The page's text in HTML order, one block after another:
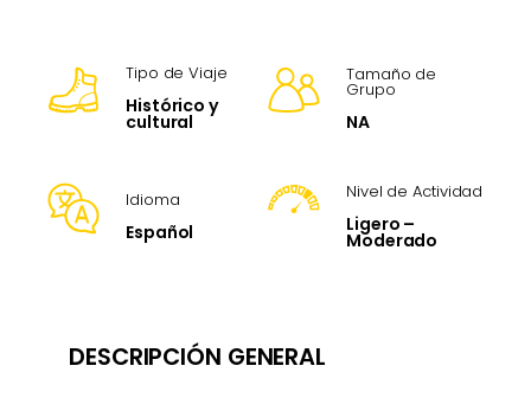
Tipo de Viaje
Histórico y
cultural
Tamaño de
Grupo
NA
Idioma
Español
Nivel de Actividad
Ligero –
Moderado
DESCRIPCIÓN GENERAL